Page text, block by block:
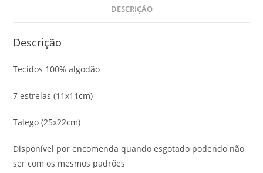
DESCRIÇÃO
Descrição
Tecidos 100% algodão
7 estrelas (11x11cm)
Talego (25x22cm)
Disponível por encomenda quando esgotado podendo não
ser com os mesmos padrões